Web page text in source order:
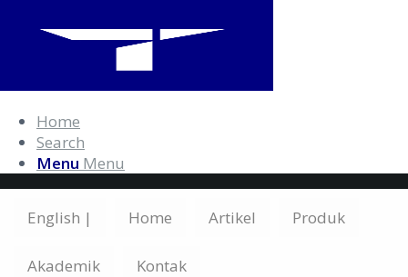
Home
Search
Menu Menu
English | Home Artikel Produk
Akademik Kontak